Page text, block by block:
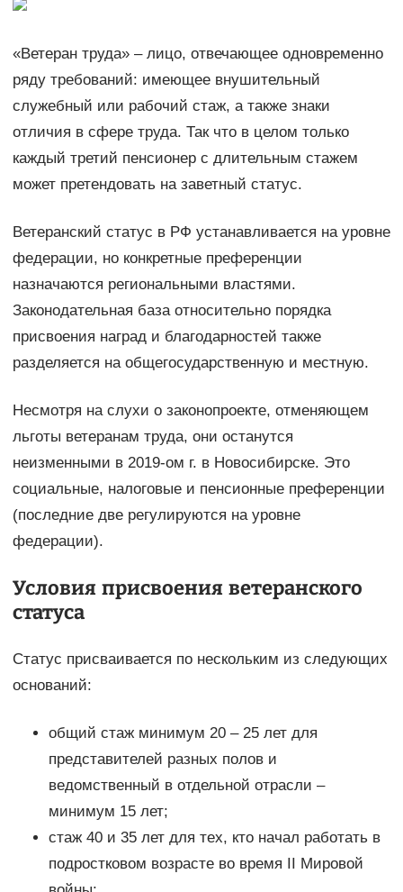
«Ветеран труда» – лицо, отвечающее одновременно
ряду требований: имеющее внушительный
служебный или рабочий стаж, а также знаки
отличия в сфере труда. Так что в целом только
каждый третий пенсионер с длительным стажем
может претендовать на заветный статус.
Ветеранский статус в РФ устанавливается на уровне
федерации, но конкретные преференции
назначаются региональными властями.
Законодательная база относительно порядка
присвоения наград и благодарностей также
разделяется на общегосударственную и местную.
Несмотря на слухи о законопроекте, отменяющем
льготы ветеранам труда, они останутся
неизменными в 2019-ом г. в Новосибирске. Это
социальные, налоговые и пенсионные преференции
(последние две регулируются на уровне
федерации).
Условия присвоения ветеранского
статуса
Статус присваивается по нескольким из следующих
оснований:
общий стаж минимум 20 – 25 лет для
представителей разных полов и
ведомственный в отдельной отрасли –
минимум 15 лет;
стаж 40 и 35 лет для тех, кто начал работать в
подростковом возрасте во время II Мировой